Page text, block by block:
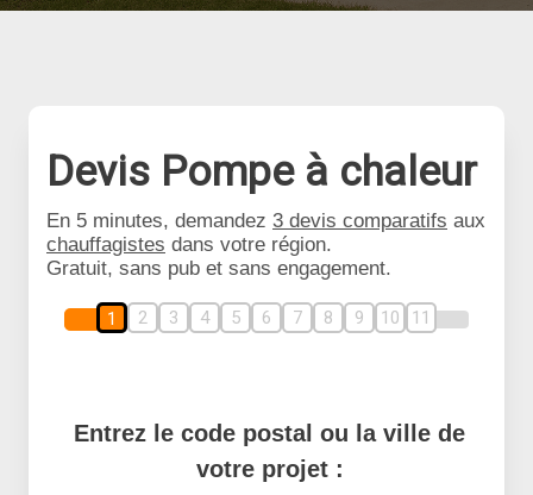
Devis Pompe à chaleur
En 5 minutes, demandez 3 devis comparatifs aux
chauffagistes dans votre région.
Gratuit, sans pub et sans engagement.
1 2 3 4 5 6 7 8 9 10 11
Entrez le code postal ou la ville de
votre projet :